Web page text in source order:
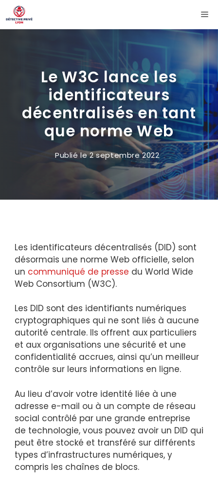
Aller
au
contenu
Le W3C lance les
identificateurs
décentralisés en tant
que norme Web
Publié le2 septembre 2022
Les identificateurs décentralisés (DID) sont
désormais une norme Web officielle, selon
un communiqué de presse du World Wide
Web Consortium (W3C).
Les DID sont des identifiants numériques
cryptographiques qui ne sont liés à aucune
autorité centrale. Ils offrent aux particuliers
et aux organisations une sécurité et une
confidentialité accrues, ainsi qu’un meilleur
contrôle sur leurs informations en ligne.
Au lieu d’avoir votre identité liée à une
adresse e-mail ou à un compte de réseau
social contrôlé par une grande entreprise
de technologie, vous pouvez avoir un DID qui
peut être stocké et transféré sur différents
types d’infrastructures numériques, y
compris les chaînes de blocs.